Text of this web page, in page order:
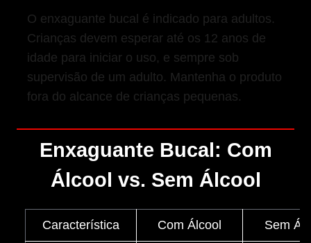
O enxaguante bucal é indicado para adultos.
Crianças devem esperar até os 12 anos de
idade para iniciar o uso, e sempre sob
supervisão de um adulto. Mantenha o produto
fora do alcance de crianças pequenas.
Enxaguante Bucal: Com
Álcool vs. Sem Álcool
Característica Com Álcool Sem